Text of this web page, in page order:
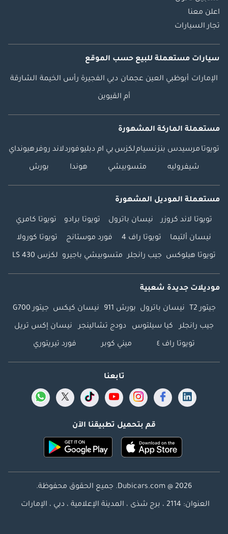
اعلن معنا
تجار السيارات
سيارات مستعملة للبيع حسب الموقع
الإمارات أبوظبي العين عجمان دبي الفجيرة رأس الخيمة الشارقة
أم القيوين
مستعملة الماركة المشهورة
تويوتا مرسيدس بنزنسياملكزس بي ام دبليوفوردلاند روفرهيونداي
شيفروليه متسوبيشي هوندا بورش
مستعملة الموديل المشهورة
تويوتا لاند كروزر نيسان باترول تويوتا برادو تويوتا كامري
نيسان ألتيما تويوتا راف 4 فورد موستانج تويوتا كورولا
تويوتا هيلوكس جيب رانجلر متسوبيشي باجيرو لكزس LS 430
موديلات جديدة شعبية
جيتور T2 نيسان باترول بورش 911 نيسان كيكس جيتور G700
جيب رانجلر كيا سيلتوس دودج تشالينجر نيسان إكس تريل
تويوتا راف ٤ ميني كوبر فورد تيريتوري
تابعنا
قم بتحميل تطبيقنا الآن
Dubicars.com @ 2026. جميع الحقوق محفوظة.
العنوان: 2114 ، برج شذى ، المدينة الإعلامية ، دبي ، الإمارات